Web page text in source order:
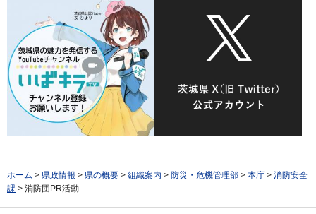
ホーム > 県政情報 > 県の概要 > 組織案内 > 防災・危機管理部 > 本庁 > 消防安全
課 > 消防団PR活動